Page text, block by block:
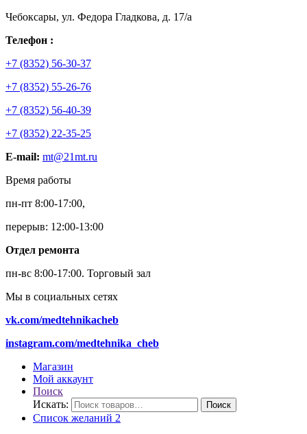
Чебоксары, ул. Федора Гладкова, д. 17/а
Телефон :
+7 (8352) 56-30-37
+7 (8352) 55-26-76
+7 (8352) 56-40-39
+7 (8352) 22-35-25
E-mail: mt@21mt.ru
Время работы
пн-пт 8:00-17:00,
перерыв: 12:00-13:00
Отдел ремонта
пн-вс 8:00-17:00. Торговый зал
Мы в социальных сетях
vk.com/medtehnikacheb
instagram.com/medtehnika_cheb
Магазин
Мой аккаунт
Поиск
Искать:
Поиск
Список желаний 2